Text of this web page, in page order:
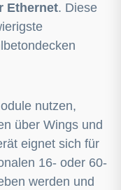
Ethernet. Diese
nutzen,
über Wings und
eignet sich für
16- oder 60-
werden und